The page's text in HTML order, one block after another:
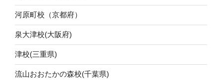
河原町校（京都府）
泉大津校(大阪府)
津校(三重県)
流山おおたかの森校(千葉県)